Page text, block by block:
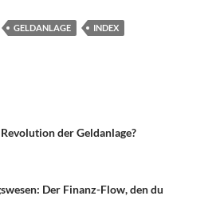
GELDANLAGE
INDEX
der Geldanlage?
Der Finanz-Flow, den du